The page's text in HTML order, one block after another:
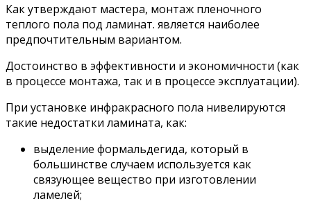
Как утверждают мастера, монтаж пленочного
теплого пола под ламинат. является наиболее
предпочтительным вариантом.
Достоинство в эффективности и экономичности (как
в процессе монтажа, так и в процессе эксплуатации).
При установке инфракрасного пола нивелируются
такие недостатки ламината, как:
выделение формальдегида, который в
большинстве случаем используется как
связующее вещество при изготовлении
ламелей;